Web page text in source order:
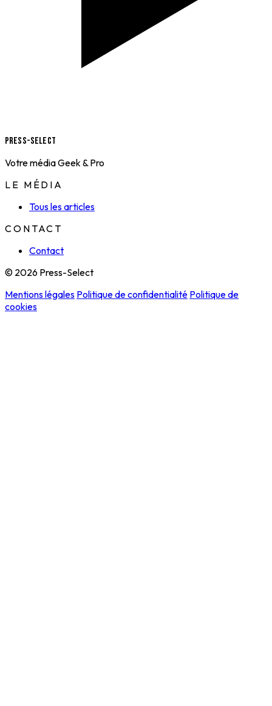
Press-Select
Votre média Geek & Pro
LE MÉDIA
Tous les articles
CONTACT
Contact
© 2026 Press-Select
Mentions légales Politique de confidentialité Politique de
cookies